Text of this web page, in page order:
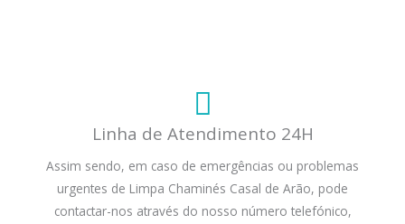
Linha de Atendimento 24H
Assim sendo, em caso de emergências ou problemas
urgentes de Limpa Chaminés Casal de Arão, pode
contactar-nos através do nosso número telefónico,